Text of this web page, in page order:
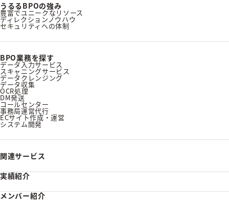
うるるBPOの強み
豊富でユニークなリソース
ディレクションノウハウ
セキュリティへの体制
BPO業務を探す
データ入力サービス
スキャニングサービス
データクレンジング
データ収集
OCR処理
DM発送
コールセンター
事務局運営代行
ECサイト作成・運営
システム開発
関連サービス
実績紹介
メンバー紹介